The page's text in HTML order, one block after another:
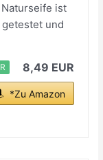
ist
und
8,49 EUR
*Zu Amazon